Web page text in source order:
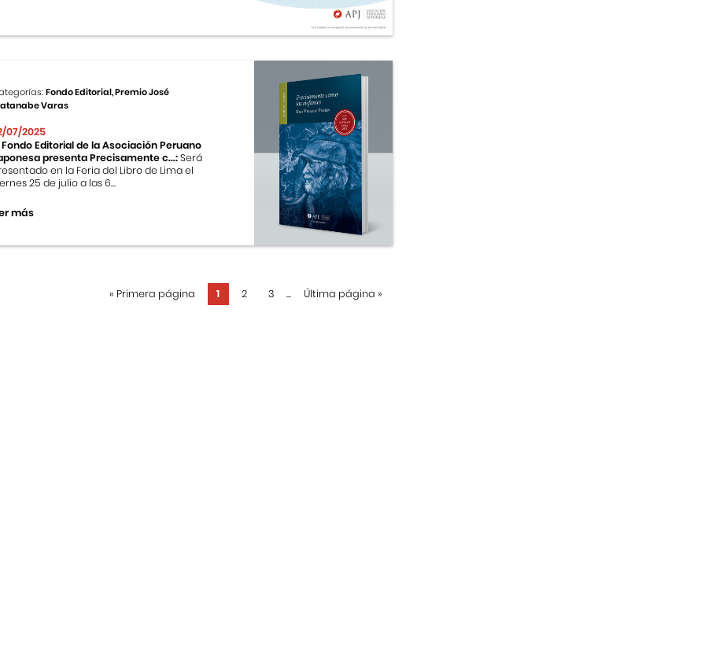
Fondo Editorial, Premio José
Varas
07/2025
Fondo Editorial de la Asociación Peruano
presenta Precisamente c...:Será
en la Feria del Libro de Lima el
25 de julio a las 6...
más
« Primera página 1 2 3 ... Última página »